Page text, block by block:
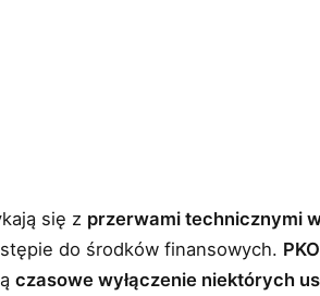
się z przerwami technicznymi
do środków finansowych.
czasowe wyłączenie niektórych